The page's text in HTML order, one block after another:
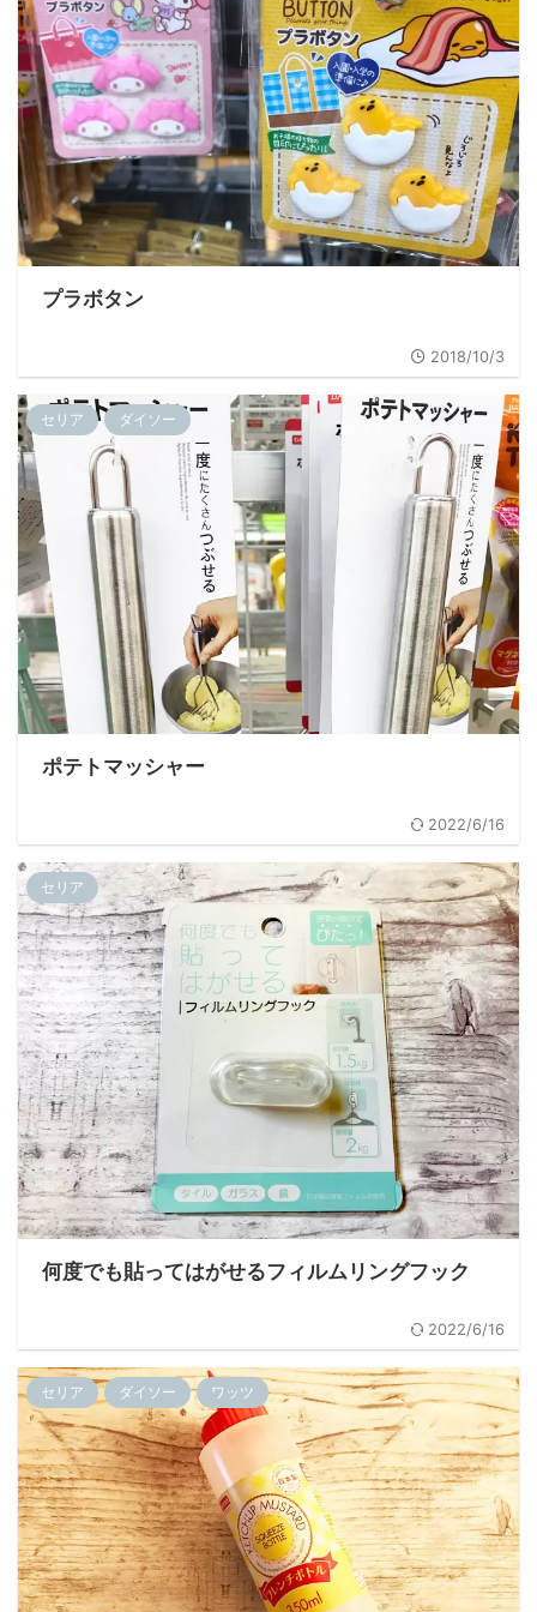
プラボタン
2018/10/3
セリア ダイソー
ポテトマッシャー
2022/6/16
セリア
何度でも貼ってはがせるフィルムリングフック
2022/6/16
セリア ダイソー ワッツ